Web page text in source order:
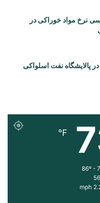
نرخ مواد خوراکی در
پالایشگاه نفت اسلواکی
℉